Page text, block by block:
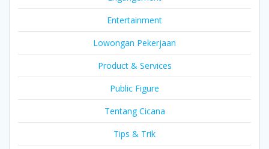
Entertainment
Lowongan Pekerjaan
Product & Services
Public Figure
Tentang Cicana
Tips & Trik